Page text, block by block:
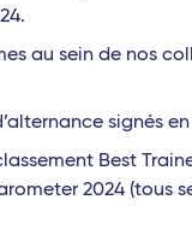
au sein de nos
signés en
Best
2024 (tous